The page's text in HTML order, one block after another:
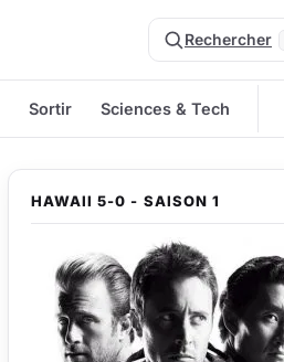
Rechercher
Sortir Sciences & Tech
HAWAII 5-0 - SAISON 1